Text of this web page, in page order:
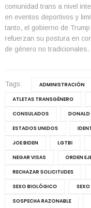
comunidad trans a nivel
en eventos deportivos y
tanto, el gobierno de
refuerzan su postura en
de género no tradicionales.
Tags: ADMINISTRACIÓN
ATLETAS TRANSGÉNERO
CONSULADOS
DONALD
ESTADOS UNIDOS
JOE BIDEN
LGTBI
NEGAR VISAS
ORDEN
RECHAZAR SOLICITUDES
SEXO BIOLÓGICO
SEXO
SOSPECHA RAZONABLE